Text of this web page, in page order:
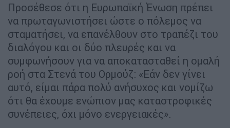
Προσέθεσε ότι η Ευρωπαϊκή Ένωση πρέπει
να πρωταγωνιστήσει ώστε ο πόλεμος να
σταματήσει, να επανέλθουν στο τραπέζι του
διαλόγου και οι δύο πλευρές και να
συμφωνήσουν για να αποκατασταθεί η ομαλή
ροή στα Στενά του Ορμούζ: «Εάν δεν γίνει
αυτό, είμαι πάρα πολύ ανήσυχος και νομίζω
ότι θα έχουμε ενώπιον μας καταστροφικές
συνέπειες, όχι μόνο ενεργειακές».